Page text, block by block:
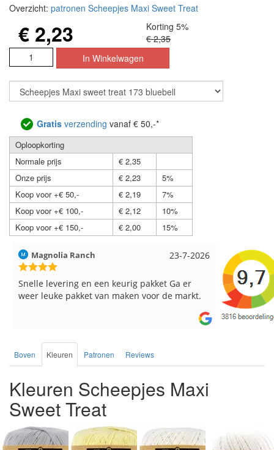
Overzicht: patronen Scheepjes Maxi Sweet Treat
€ 2,23
Korting 5%
€ 2,35
Gratis verzending vanaf € 50,-*
Oploopkorting
Normale prijs
€ 2,35
Onze prijs
€ 2,23
5%
Koop voor +€ 50,-
€ 2,19
7%
Koop voor +€ 100,-
€ 2,12
10%
Koop voor +€ 150,-
€ 2,00 15%
17-7-2026
Hilde uit Loyers
Reeds meerdere keren breigaren en
breinaalden besteld, altijd heel tevreden over
Loes uit
Snelle
Boven Kleuren Patronen Reviews
Kleuren Scheepjes Maxi
Sweet Treat